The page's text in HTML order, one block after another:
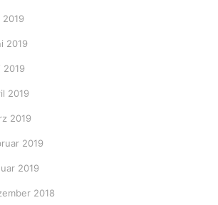
2019
2019
2019
2019
2019
2019
2019
2018